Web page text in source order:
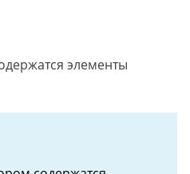
элементы